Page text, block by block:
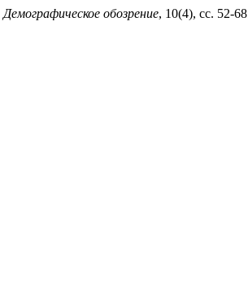
Демографическое обозрение, 10(4), сс. 52-